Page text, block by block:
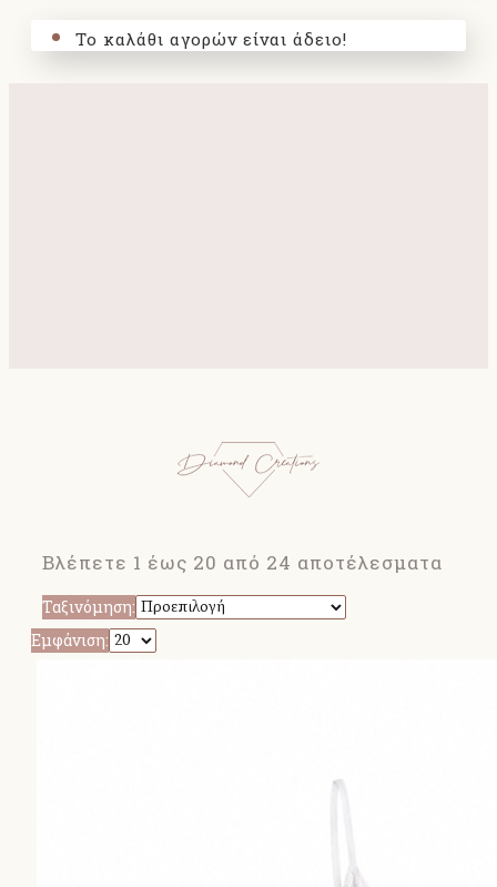
Το καλάθι αγορών είναι άδειο!
Βλέπετε 1 έως 20 από 24 αποτέλεσματα
Ταξινόμηση:
Εμφάνιση: